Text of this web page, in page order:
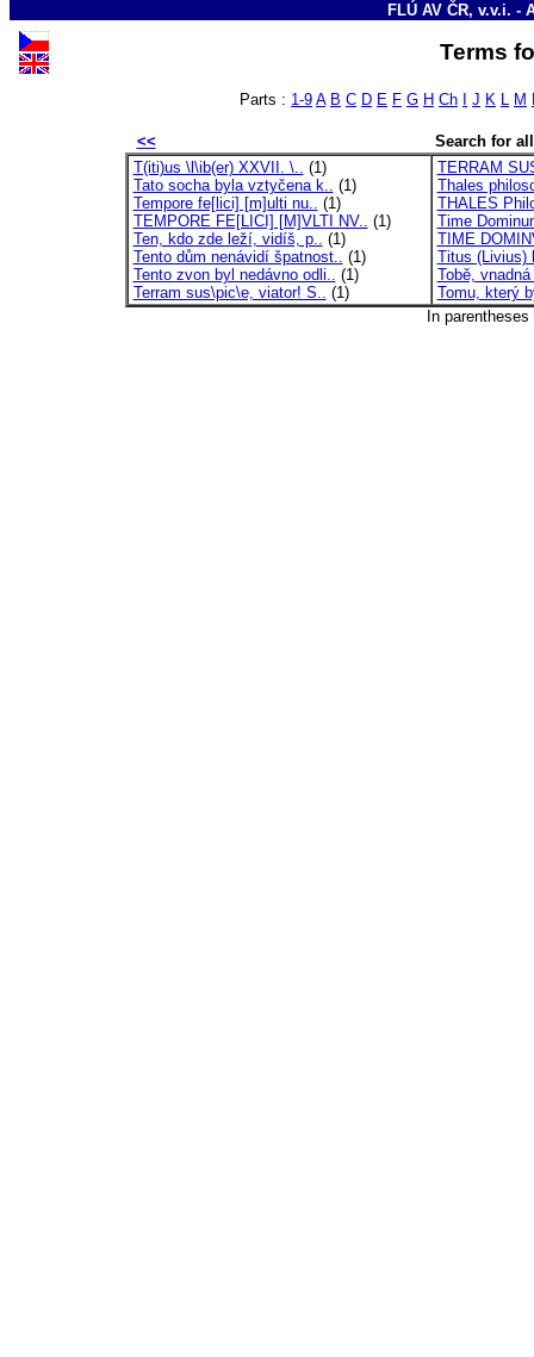
FLÚ AV ČR, v.v.i. -
Terms
Parts : 1-9 A B C D E F G H Ch J K L M
<<
Search for
T(iti)us \l\ib(er) XXVII. \.. (1)
Tato socha byla vztyčena k.. (1)
Tempore fe[lici] [m]ulti nu.. (1)
TEMPORE FE[LICI] [M]VLTI NV.. (1)
Ten, kdo zde leží, vidíš, p.. (1)
Tento dům nenávidí špatnost.. (1)
Tento zvon byl nedávno odli.. (1)
Terram sus\pic\e, viator! S.. (1)
TERRAM
Thales
THALES
Time
TIME
Titus (Livius)
Tobě,
Tomu, který
In